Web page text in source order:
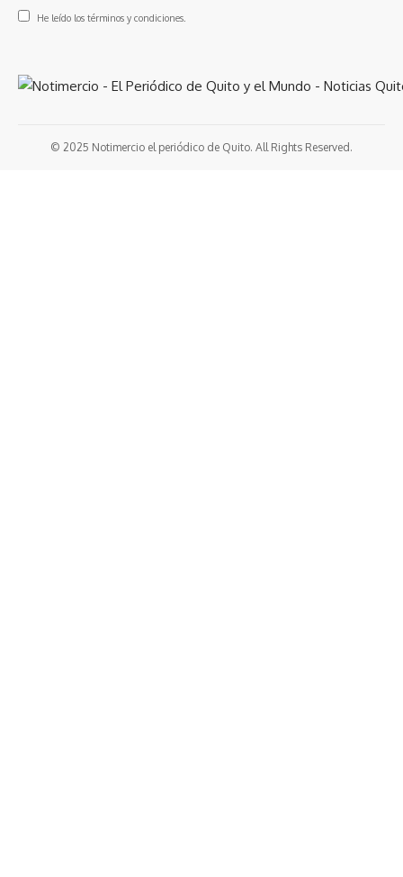
He leído los términos y condiciones.
© 2025 Notimercio el periódico de Quito. All Rights Reserved.